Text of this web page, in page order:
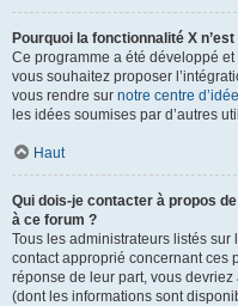
Pourquoi la fonctionnalité X
Ce programme a été développé
vous souhaitez proposer
vous rendre sur notre centre
les idées soumises par d’autres
Haut
Qui dois-je contacter à propos
à ce forum ?
Tous les administrateurs listés sur
contact approprié concernant ces
réponse de leur part, vous
(dont les informations sont